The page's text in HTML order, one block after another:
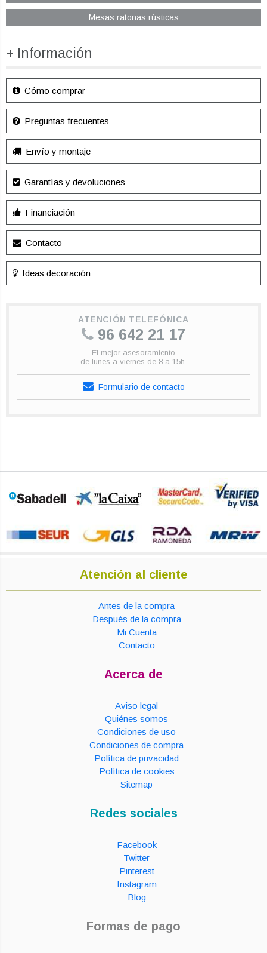
Mesas ratonas rústicas
+ Información
Cómo comprar
Preguntas frecuentes
Envío y montaje
Garantías y devoluciones
Financiación
Contacto
Ideas decoración
ATENCIÓN TELEFÓNICA
96 642 21 17
El mejor asesoramiento
de lunes a viernes de 8 a 15h.
Formulario de contacto
Atención al cliente
Antes de la compra
Después de la compra
Mi Cuenta
Contacto
Acerca de
Aviso legal
Quiénes somos
Condiciones de uso
Condiciones de compra
Política de privacidad
Política de cookies
Sitemap
Redes sociales
Facebook
Twitter
Pinterest
Instagram
Blog
Formas de pago